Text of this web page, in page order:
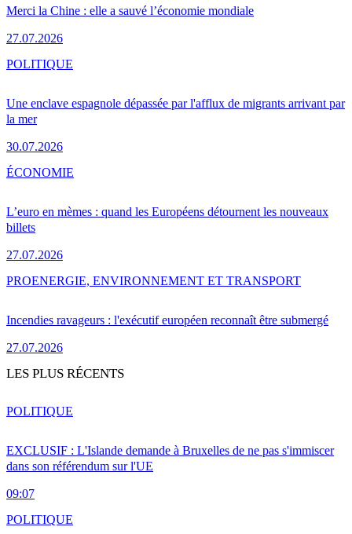
Merci la Chine : elle a sauvé l’économie mondiale
27.07.2026
Une enclave espagnole dépassée par l'afflux de migrants arrivant par
la mer
30.07.2026
POLITIQUE
L’euro en mèmes : quand les Européens détournent les nouveaux
billets
27.07.2026
ÉCONOMIE
Incendies ravageurs : l'exécutif européen reconnaît être submergé
27.07.2026
PROENERGIE, ENVIRONNEMENT ET TRANSPORT
LES PLUS RÉCENTS
EXCLUSIF : L'Islande demande à Bruxelles de ne pas s'immiscer
dans son référendum sur l'UE
09:07
POLITIQUE
POLITIQUE